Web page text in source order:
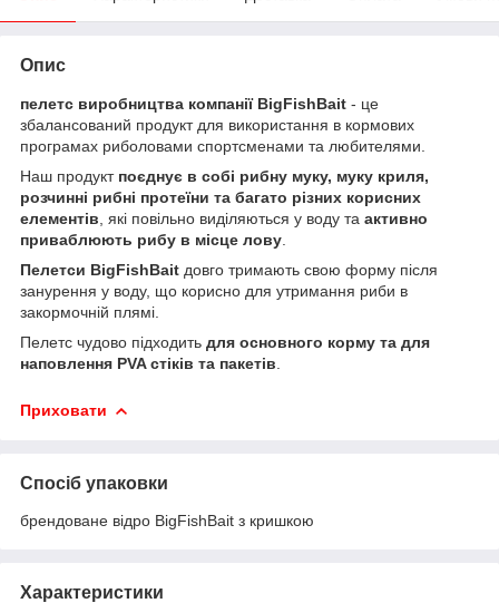
Опис
пелетс виробництва компанії BigFishBait - це
збалансований продукт для використання в кормових
програмах риболовами спортсменами та любителями.
Наш продукт поєднує в собі рибну муку, муку криля,
розчинні рибні протеїни та багато різних корисних
елементів , які повільно виділяються у воду та активно
приваблюють рибу в місце лову
Пелетси BigFishBait довго тримають свою форму після
занурення у воду, що корисно для утримання риби в
закормочній плямі.
Пелетс чудово підходить для основного корму та для
наповлення PVA стіків та пакетів
Приховати
Спосіб упаковки
брендоване відро BigFishBait з кришкою
Характеристики